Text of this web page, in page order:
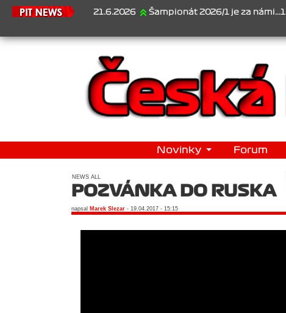
21.6.2026 Šampionát 2026/1 je za námi...1. Jan
Novinky Forum
NEWS ALL
POZVÁNKA DO RUSKA
napsal Marek Slezar - 19.04.2017 - 15:15